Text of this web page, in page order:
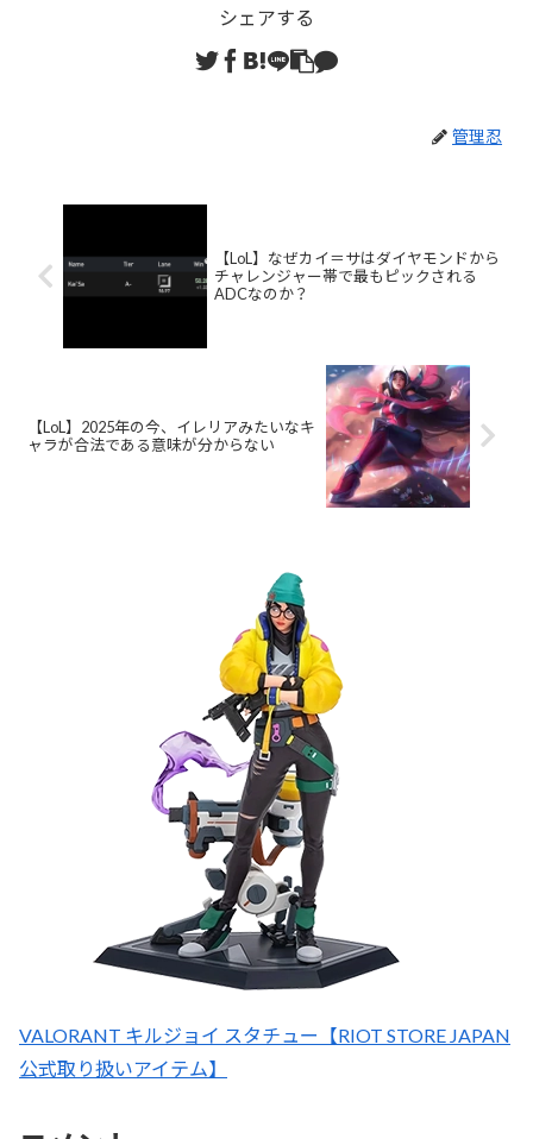
シェアする
管理忍
【LoL】なぜカイ＝サはダイヤモンドから
チャレンジャー帯で最もピックされる
ADCなのか？
【LoL】2025年の今、イレリアみたいなキ
ャラが合法である意味が分からない
VALORANT キルジョイ スタチュー【RIOT STORE JAPAN
公式取り扱いアイテム】